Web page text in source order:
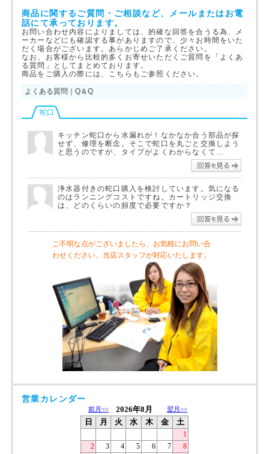
商品に関するご質問・ご相談など、メールまたはお電
話にて承っております。
お問い合わせ内容によりましては、的確な回答を合うる為、メ
ーカーなどにも確認する事がありますので、少々お時間をいた
だく場合がございます。あらかじめご了承ください。
なお、お客様から比較的多くお寄せいただくご質問を「よくあ
る質問」としてまとめております。
商品をご購入の際には、こちらもご参照ください。
よくある質問｜Q＆Q
蛇口
キッチン蛇口から水漏れが！なかなか合う部品が探
せず、修理を断念。そこで蛇口を丸ごと交換しよう
と思うのですが、タイプがよくわからなくて…
浄水器付きの蛇口購入を検討しています。気になる
のはランニングコストですね。カートリッジ交換
は、どのくらいの頻度で必要ですか？
ご不明な点がございましたら、お気軽にお問い合
わせください。当店スタッフが対応いたします。
営業カレンダー